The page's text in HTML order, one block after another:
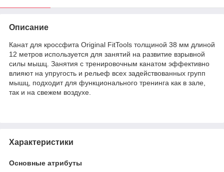
Описание
Канат для кроссфита Original FitTools толщиной 38 мм длиной
12 метров используется для занятий на развитие взрывной
силы мышц. Занятия с тренировочным канатом эффективно
влияют на упругость и рельеф всех задействованных групп
мышц, подходит для функционального тренинга как в зале,
так и на свежем воздухе.
Характеристики
Основные атрибуты